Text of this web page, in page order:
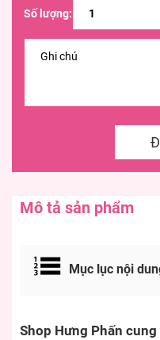
Số lượng:
Mô tả sản phẩm
Mục lục nội
Shop Hưng Phấn